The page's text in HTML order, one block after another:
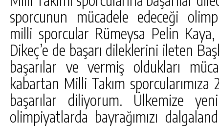
sporcunun mücadele edeceği
milli sporcular Rümeysa Pelin
Dikeç’e de başarı dileklerini ileten
başarılar ve vermiş oldukları
kabartan Milli Takım sporcularımıza
başarılar diliyorum. Ülkemize
olimpiyatlarda bayrağımızı